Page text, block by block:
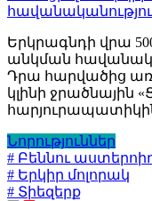
Երկրագնդի վրա
անկման
Դրա հարվածից
կլինի ջրածնային
Նորություններ
# Բեննու
# Երկիր մոլորակ
# Տիեզերք